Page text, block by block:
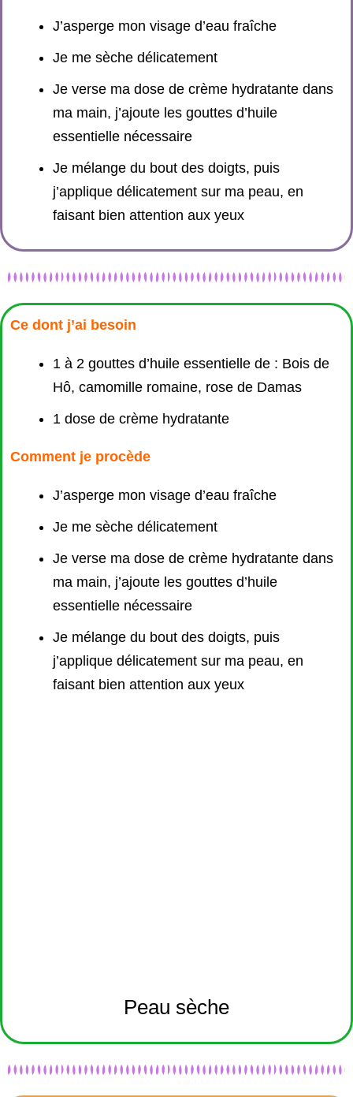
J’asperge mon visage d’eau fraîche
Je me sèche délicatement
Je verse ma dose de crème hydratante dans
ma main, j’ajoute les gouttes d’huile
essentielle nécessaire
Je mélange du bout des doigts, puis
j’applique délicatement sur ma peau, en
faisant bien attention aux yeux
Ce dont j’ai besoin
1 à 2 gouttes d’huile essentielle de : Bois de
Hô, camomille romaine, rose de Damas
1 dose de crème hydratante
Comment je procède
J’asperge mon visage d’eau fraîche
Je me sèche délicatement
Je verse ma dose de crème hydratante dans
ma main, j’ajoute les gouttes d’huile
essentielle nécessaire
Je mélange du bout des doigts, puis
j’applique délicatement sur ma peau, en
faisant bien attention aux yeux
Peau sèche